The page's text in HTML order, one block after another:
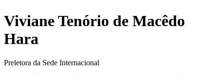
Viviane Tenório de Macêdo
Hara
Preletora da Sede Internacional